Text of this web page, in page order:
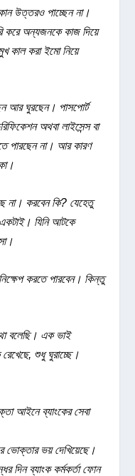
উত্তরও পাচ্ছেন না।
করে অন্যজনকে কাজ দিয়ে
কাল করা ইমো নিয়ে
আর ঘুরছেন। পাসপোর্ট
অথবা লাইসেন্স বা
পারছেন না। আর কারণ
না। করবেন কি? যেহেতু
যিনি আটকে
করতে পারবেন। কিন্তু
বলেছি। এক ভাই
শুধু ঘুরাচ্ছে।
আইনে ব্যাংকের সেবা
ভোক্তার ভয় দেখিয়েছে।
দিন ব্যাংক কর্মকর্তা ফোন